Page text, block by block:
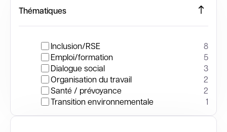
Thématiques
Inclusion/RSE
8
Emploi/formation
5
Dialogue social
3
Organisation du travail
2
Santé / prévoyance
2
Transition environnementale
1